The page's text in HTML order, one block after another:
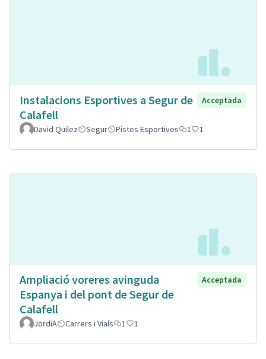
Instalacions Esportives a Segur de
Calafell
Acceptada
David Quilez Segur Pistes Esportives 1 1
Ampliació voreres avinguda
Espanya i del pont de Segur de
Calafell
Acceptada
JordiA Carrers i Vials 1 1